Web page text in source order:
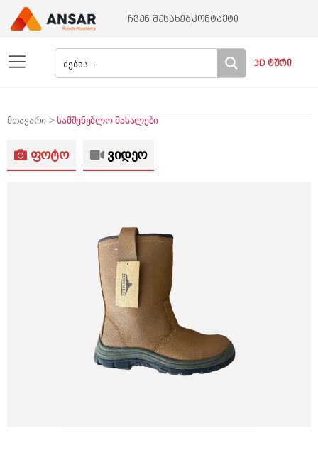
ჩვენ შესახებ კონტაქტი
3D ტური
მთავარი >სამშენებლო მასალები
ფოტო ვიდეო